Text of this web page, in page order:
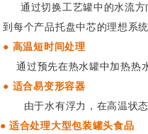
通过切换工艺罐中的水流方
到每个产品托盘中芯的理想系
● 高温短时间处理
通过预先在热水罐中加热热
● 适合易变形容器
由于水有浮力，在高温状态
● 适合处理大型包装罐头食品